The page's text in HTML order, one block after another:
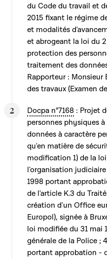
du Code du travail et
2015 fixant le régime
et modalités
et abrogeant la loi du
protection des
traitement des
Rapporteur :
des travaux (Examen
Docpa n°7168 : Projet
personnes physiques
données à caractère
qu'en matière de
modification 1) de la
l'organisation
1998 portant
de l'article K.3 du
création d'un Office
Europol), signée à
loi modifiée du 31 mai
générale de la Police ;
portant approbation -